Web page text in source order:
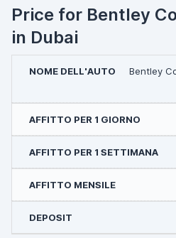
Price for Bentley
in Dubai
Bentley